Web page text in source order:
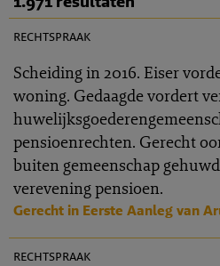
rechtspraak
Scheiding in 2016. Eiser
woning. Gedaagde vordert
pensioenrechten. Gerecht
buiten gemeenschap
verevening pensioen.
Gerecht in Eerste Aanleg van
rechtspraak